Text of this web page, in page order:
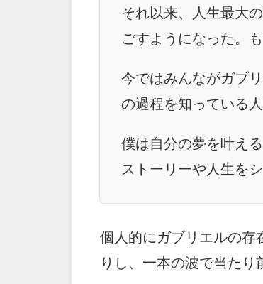
それ以来、人生最大
ごすようになった。
今ではみんながガブ
の過程を知っている
僕は自分の夢を叶え
ストーリーや人生を
個人的にガブリエルの存
りし、一本の波で当たり